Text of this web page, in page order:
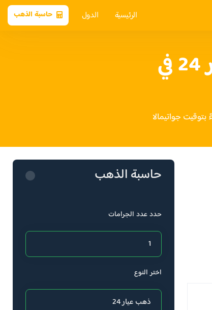
الرئيسية الدول حاسبة الذهب
سعر الذهب عيار 24 في
حاسبة الذهب
حدد عدد الجرامات
اختر النوع